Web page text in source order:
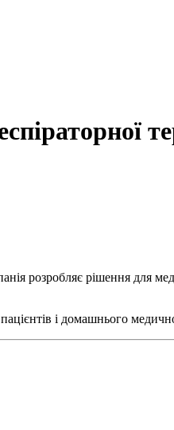
розробляє рішення для
і домашнього